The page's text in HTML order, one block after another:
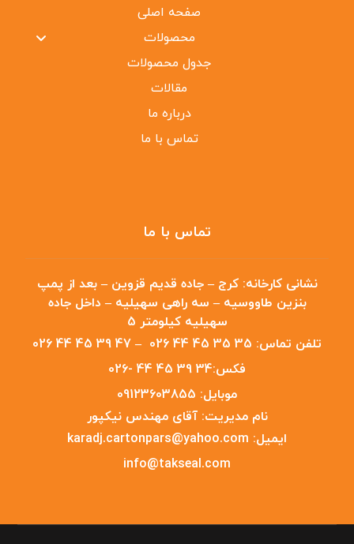
صفحه اصلی
محصولات
جدول محصولات
مقالات
درباره ما
تماس با ما
تماس با ما
نشانی کارخانه:کرج – جاده قدیم قزوین – بعد از پمپ
بنزین طاووسیه – سه راهی سهیلیه – داخل جاده
سهیلیه کیلومتر 5
تلفن تماس: 35 35 45 44 026
–
47 39 45 44 026
فکس:34 39 45 44 -026
موبایل: 09123603855
نام مدیریت:آقای مهندس نیکپور
ایمیل: karadj.cartonpars@yahoo.com
info@takseal.com